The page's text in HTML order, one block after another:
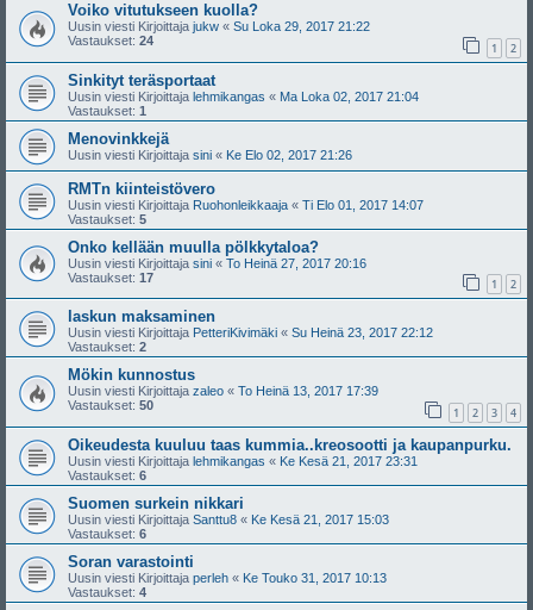
Voiko vitutukseen kuolla?
Uusin viesti Kirjoittaja jukw « Su Loka 29, 2017 21:22
Vastaukset: 24 1 2
Sinkityt teräsportaat
Uusin viesti Kirjoittaja lehmikangas « Ma Loka 02, 2017 21:04
Vastaukset: 1
Menovinkkejä
Uusin viesti Kirjoittaja sini « Ke Elo 02, 2017 21:26
RMTn kiinteistövero
Uusin viesti Kirjoittaja Ruohonleikkaaja « Ti Elo 01, 2017 14:07
Vastaukset: 5
Onko kellään muulla pölkkytaloa?
Uusin viesti Kirjoittaja sini « To Heinä 27, 2017 20:16
Vastaukset: 17 1 2
laskun maksaminen
Uusin viesti Kirjoittaja PetteriKivimäki « Su Heinä 23, 2017 22:12
Vastaukset: 2
Mökin kunnostus
Uusin viesti Kirjoittaja zaleo « To Heinä 13, 2017 17:39
Vastaukset: 50 1 2 3 4
Oikeudesta kuuluu taas kummia..kreosootti ja kaupanpurku.
Uusin viesti Kirjoittaja lehmikangas « Ke Kesä 21, 2017 23:31
Vastaukset: 6
Suomen surkein nikkari
Uusin viesti Kirjoittaja Santtu8 « Ke Kesä 21, 2017 15:03
Vastaukset: 6
Soran varastointi
Uusin viesti Kirjoittaja perleh « Ke Touko 31, 2017 10:13
Vastaukset: 4